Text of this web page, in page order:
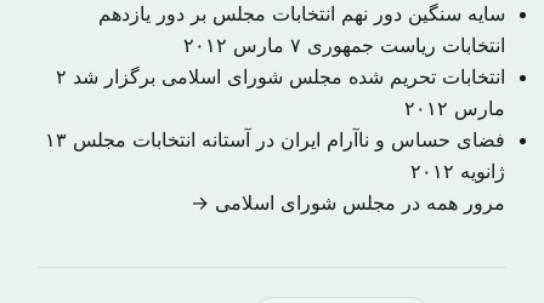
سایه سنگین دور نهم انتخابات مجلس بر دور یازدهم
انتخابات ریاست جمهوری ۷ مارس ۲۰۱۲
انتخابات تحریم شده مجلس شورای اسلامی برگزار شد ۲
مارس ۲۰۱۲
فضای حساس و نا‌آرام ایران در آستانه انتخابات مجلس ۱۳
ژانویه ۲۰۱۲
مرور همه در مجلس شورای اسلامی →